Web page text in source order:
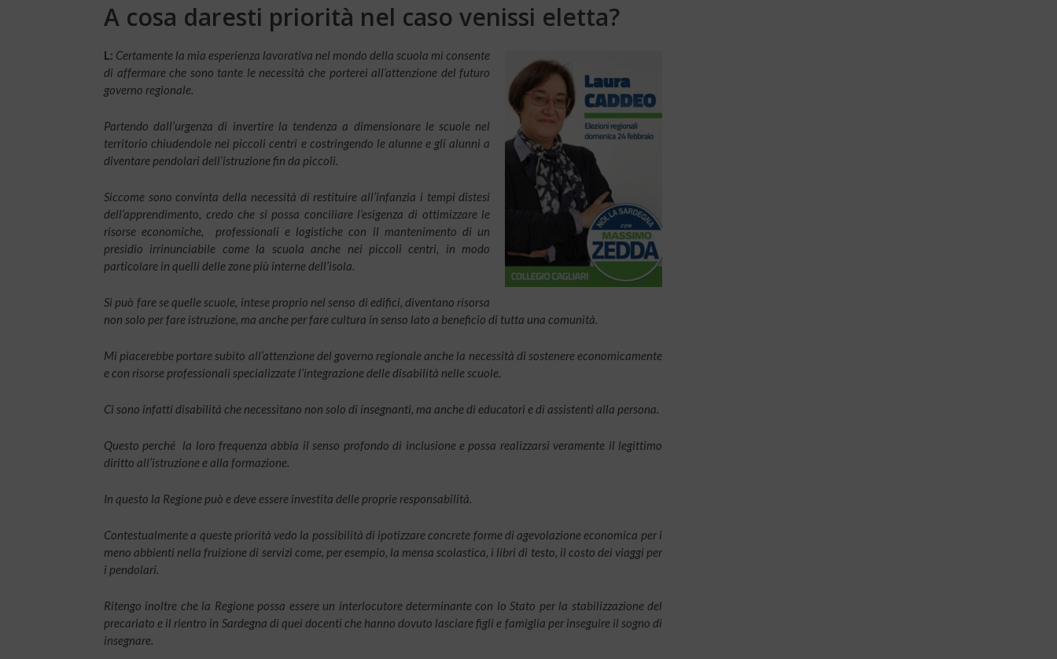
A cosa daresti priorità nel caso venissi eletta?
L: Certamente la mia esperienza lavorativa nel mondo della scuola mi consente
di affermare che sono tante le necessità che porterei all’attenzione del futuro
governo regionale.
Partendo dall’urgenza di invertire la tendenza a dimensionare le scuole nel
territorio chiudendole nei piccoli centri e costringendo le alunne e gli alunni a
diventare pendolari dell’istruzione fin da piccoli.
Siccome sono convinta della necessità di restituire all’infanzia i tempi distesi
dell’apprendimento, credo che si possa conciliare l’esigenza di ottimizzare le
risorse economiche, professionali e logistiche con il mantenimento di un
presidio irrinunciabile come la scuola anche nei piccoli centri, in modo
particolare in quelli delle zone più interne dell’isola.
Si può fare se quelle scuole, intese proprio nel senso di edifici, diventano risorsa
non solo per fare istruzione, ma anche per fare cultura in senso lato a beneficio di tutta una comunità.
Mi piacerebbe portare subito all’attenzione del governo regionale anche la necessità di sostenere economicamente
e con risorse professionali specializzate l’integrazione delle disabilità nelle scuole.
Ci sono infatti disabilità che necessitano non solo di insegnanti, ma anche di educatori e di assistenti alla persona.
Questo perché la loro frequenza abbia il senso profondo di inclusione e possa realizzarsi veramente il legittimo
diritto all’istruzione e alla formazione.
In questo la Regione può e deve essere investita delle proprie responsabilità.
Contestualmente a queste priorità vedo la possibilità di ipotizzare concrete forme di agevolazione economica per i
meno abbienti nella fruizione di servizi come, per esempio, la mensa scolastica, i libri di testo, il costo dei viaggi per
i pendolari.
Ritengo inoltre che la Regione possa essere un interlocutore determinante con lo Stato per la stabilizzazione del
precariato e il rientro in Sardegna di quei docenti che hanno dovuto lasciare figli e famiglia per inseguire il sogno di
insegnare.